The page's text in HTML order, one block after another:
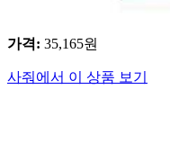
가격: 35,165원
사줘에서 이 상품 보기